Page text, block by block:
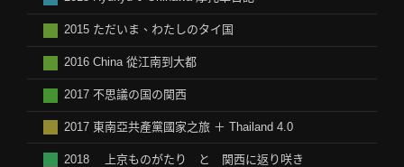
2015 ただいま、わたしのタイ国
2016 China 從江南到大都
2017 不思議の国の関西
2017 東南亞共產黨國家之旅 ＋ Thailand 4.0
2018 上京ものがたり と 関西に返り咲き